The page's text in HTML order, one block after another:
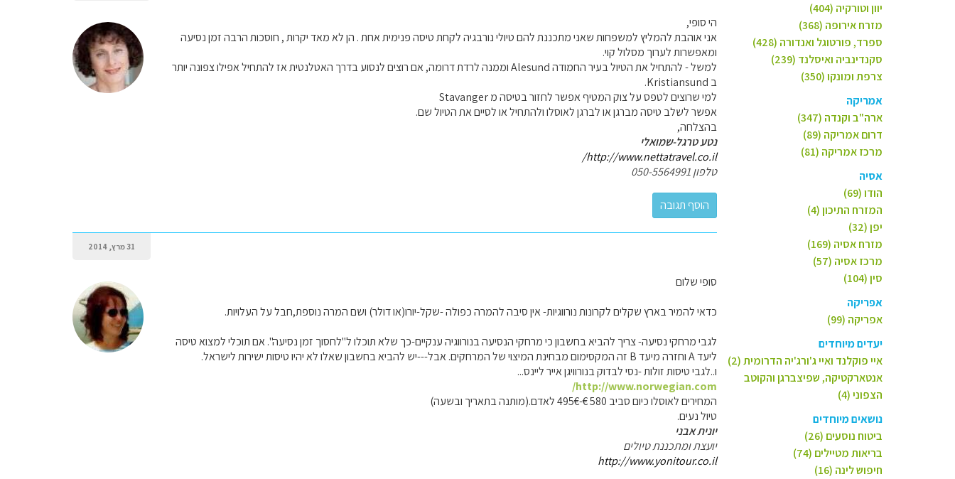
יוון וטורקיה (404)
מזרח אירופה (368)
ספרד, פורטוגל ואנדורה (428)
סקנדינביה ואיסלנד (239)
צרפת ומונקו (350)
אמריקה
ארה"ב וקנדה (347)
דרום אמריקה (89)
מרכז אמריקה (81)
אסיה
הודו (69)
המזרח התיכון (4)
יפן (32)
מזרח אסיה (169)
מרכז אסיה (57)
סין (104)
אפריקה
אפריקה (99)
יעדים מיוחדים
איי פוקלנד ואיי ג'ורג'יה הדרומית (2)
אנטארקטיקה, שפיצברגן והקוטב
הצפוני (4)
נושאים מיוחדים
ביטוח נוסעים (26)
בריאות מטיילים (74)
חיפוש לינה (16)
הי סופי,
אני אוהבת להמליץ למשפחות שאני מתכננת להם טיולי נורבגיה לקחת טיסה פנימית אחת . הן לא מאד יקרות , חוסכות הרבה זמן נסיעה
ומאפשרות לערוך מסלול קוי.
למשל - להתחיל את הטיול בעיר החמודה Alesund וממנה לרדת דרומה, אם רוצים לנסוע בדרך האטלנטית אז להתחיל אפילו צפונה יותר
ב Kristiansund.
למי שרוצים לטפס על צוק המטיף אפשר לחזור בטיסה מ Stavanger
אפשר לשלב טיסה מברגן או לברגן לאוסלו ולהתחיל או לסיים את הטיול שם.
בהצלחה,
נטע טרגל-שמואלי
http://www.nettatravel.co.il/
טלפון 050-5564991
31 מרץ, 2014
סופי שלום
כדאי להמיר בארץ שקלים לקרונות נורווגיות- אין סיבה להמרה כפולה -שקל-יורו(או דולר) ושם המרה נוספת,חבל על העלויות.
לגבי מרחקי נסיעה- צריך להביא בחשבון כי מרחקי הנסיעה בנורווגיה ענקיים-כך שלא תוכלו ל"לחסוך זמן נסיעה". אם תוכלי למצוא טיסה
ליעד A וחזרה מיעד B זה המקסימום מבחינת המיצוי של המרחקים. אבל---יש להביא בחשבון שאלו לא יהיו טיסות ישירות לישראל.
ו..לגבי טיסות זולות -נסי לבדוק בנורוויגן אייר ליינס...
http://www.norwegian.com/
המחירים לאוסלו כיום סביב 580 €-495€ לאדם.(מותנה בתאריך ובשעה)
טיול נעים.
יונית אבני
יועצת ומתכננת טיולים
http://www.yonitour.co.il